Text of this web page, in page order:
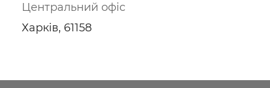
Центральний офіс
Харків, 61158